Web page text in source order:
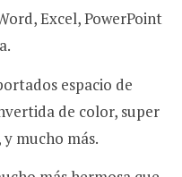
Excel, PowerPoint
espacio de
de color, super
mucho más.